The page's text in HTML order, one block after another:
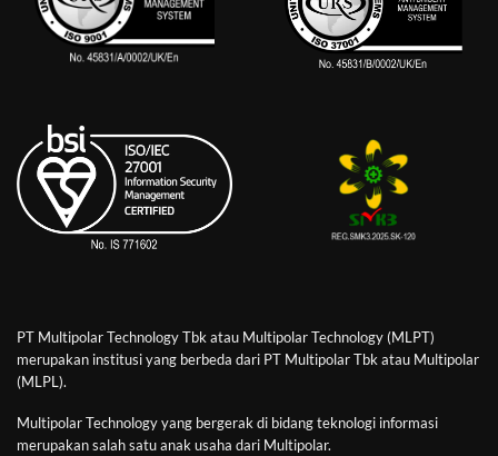
PT Multipolar Technology Tbk atau Multipolar Technology (MLPT)
merupakan institusi yang berbeda dari PT Multipolar Tbk atau Multipolar
(MLPL).
Multipolar Technology yang bergerak di bidang teknologi informasi
merupakan salah satu anak usaha dari Multipolar.